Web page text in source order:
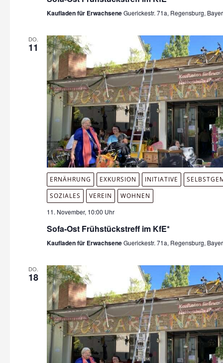
Kaufladen für ErwachseneGuerickestr. 71a, Regensburg,
DO.
11
ERNÄHRUNG EXKURSION INITIATIVE
SOZIALES
VEREIN
WOHNEN
11. November, 10:00 Uhr
Sofa-Ost Frühstückstreff im KfE*
Kaufladen für ErwachseneGuerickestr. 71a, Regensburg,
DO.
18